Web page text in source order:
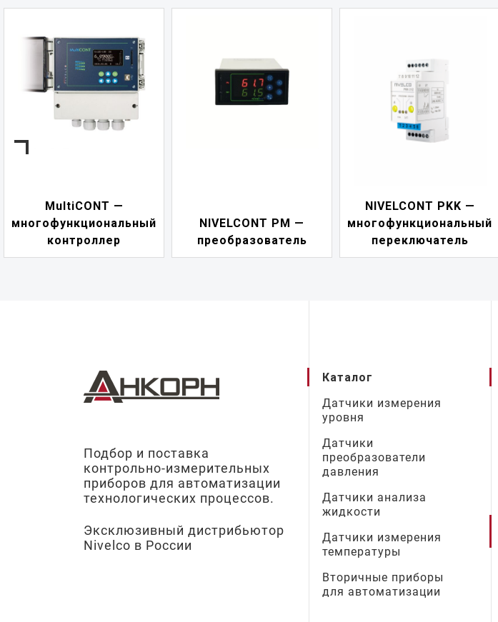
NIVELCONT PM —
преобразователь
многофункциональный
переключатель
NIVELCONT PGK —
барьер искрозащиты
Подбор и поставка
контрольно-измерительных
приборов для автоматизации
технологических процессов.
Эксклюзивный дистрибьютор
Nivelco в России
Каталог
Датчики измерения
уровня
Датчики
преобразователи
давления
Датчики анализа
жидкости
Датчики измерения
температуры
Вторичные приборы
для автоматизации